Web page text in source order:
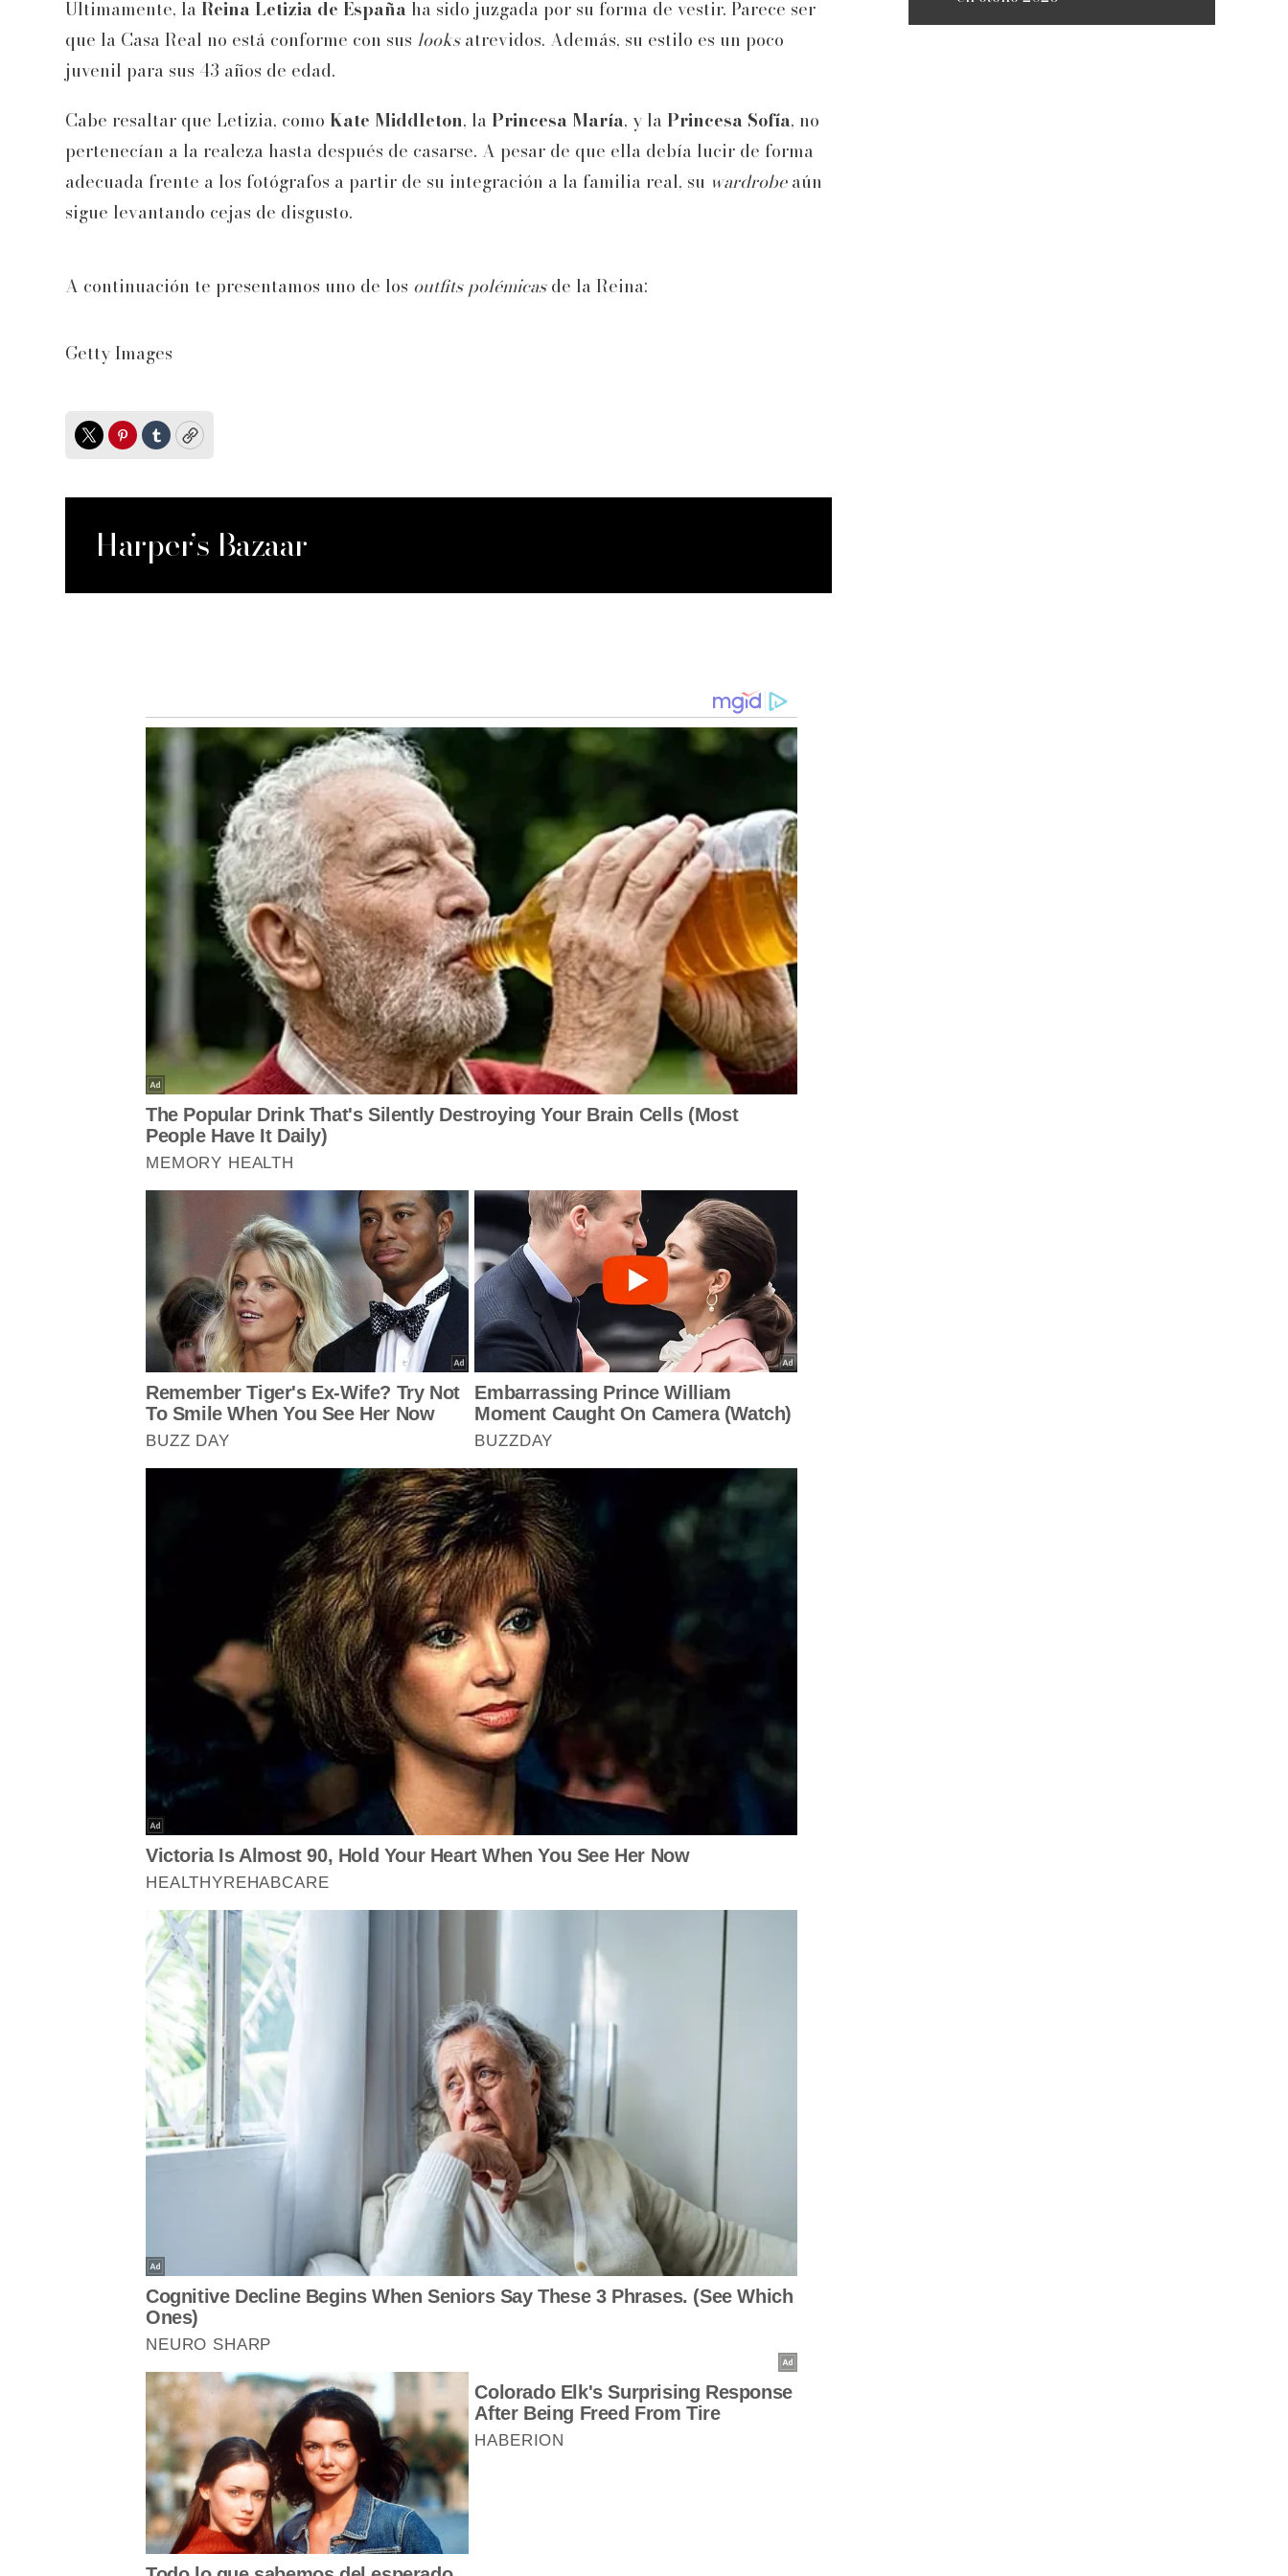
Últimamente, la Reina Letizia de España ha sido juzgada por su forma de vestir. Parece ser
que la Casa Real no está conforme con sus looksatrevidos. Además, su estilo es un poco
juvenil para sus 43 años de edad.
Cabe resaltar que Letizia, como Kate Middleton, la Princesa María, y la Princesa Sofía, no
pertenecían a la realeza hasta después de casarse. A pesar de que ella debía lucir de forma
adecuada frente a los fotógrafos a partir de su integración a la familia real, su wardrobeaún
sigue levantando cejas de disgusto.
A continuación te presentamos uno de los outfits polémicasde la Reina:
Getty Images
TwitterPinterest
TumblrCopy
Harper’s Bazaar